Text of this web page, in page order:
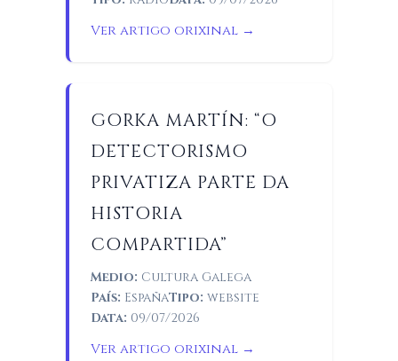
Ver artigo orixinal →
GORKA MARTÍN: “O
DETECTORISMO
PRIVATIZA PARTE DA
HISTORIA
COMPARTIDA”
Medio: Cultura Galega
País: EspañaTipo: website
Data: 09/07/2026
Ver artigo orixinal →